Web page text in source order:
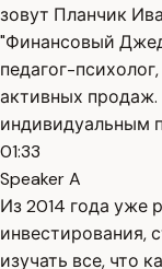
зовут Планчик
"Финансовый
педагог-
активных продаж.
индивидуальным
01:33
Speaker A
Из 2014 года уже
инвестирования,
изучать все, что